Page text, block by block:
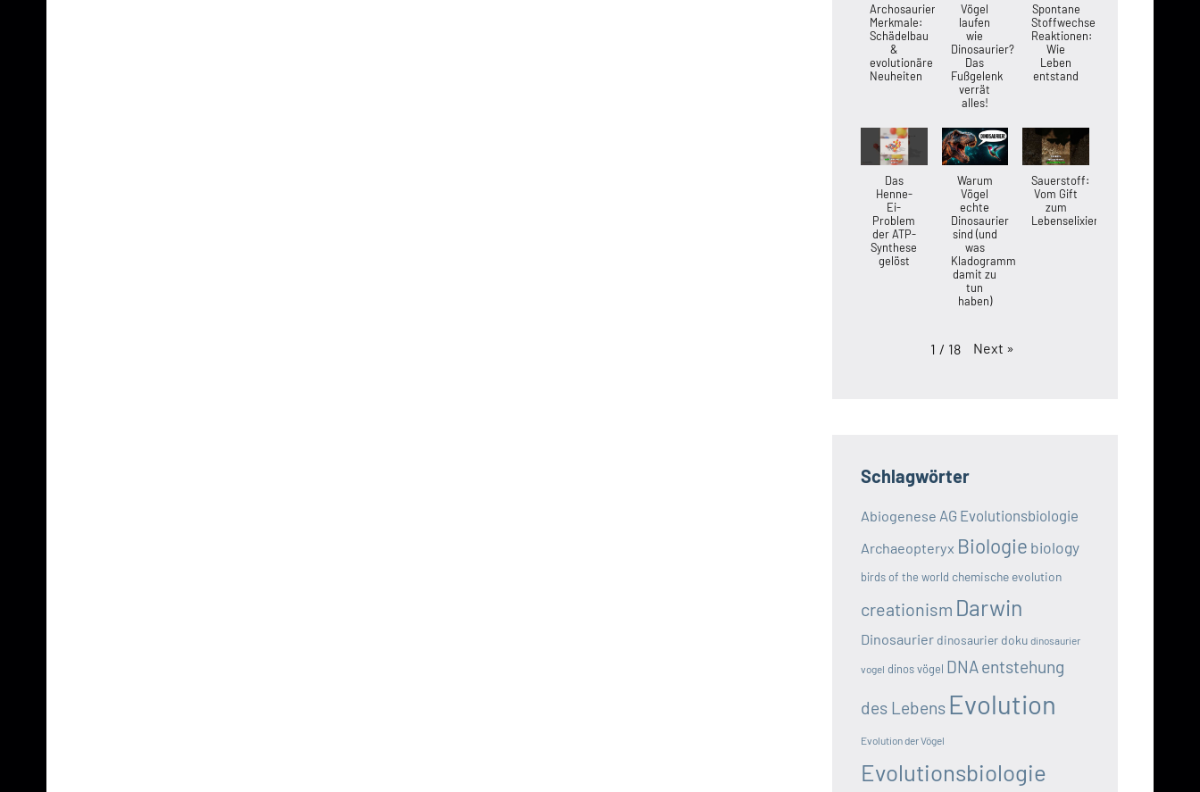
Archosaurier-
Merkmale:
Schädelbau
&
evolutionäre
Neuheiten
Vögel
laufen
wie
Dinosaurier?
Das
Fußgelenk
verrät
alles!
Spontane
Stoffwechsel-
Reaktionen:
Wie
Leben
entstand
Das
Henne-
Ei-
Problem
der ATP-
Synthese
gelöst
Warum
Vögel
echte
Dinosaurier
sind (und
was
Kladogramme
damit zu
tun
haben)
Sauerstoff:
Vom Gift
zum
Lebenselixier
1 / 18 Next »
Schlagwörter
Abiogenese AG Evolutionsbiologie
Archaeopteryx Biologie biology
birds of the world chemische evolution
creationism Darwin
Dinosaurier dinosaurier doku dinosaurier
vogel dinos vögel DNAentstehung
des Lebens Evolution
Evolution der Vögel
Evolutionsbiologie